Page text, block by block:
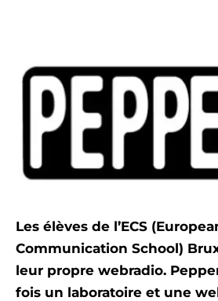
Les élèves de l’ECS
Communication School)
leur propre webradio.
fois un laboratoire et une